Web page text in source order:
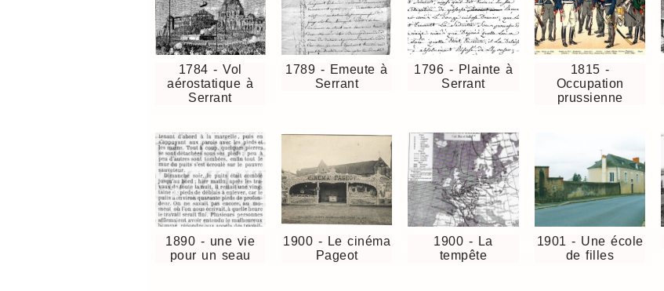
1784 - Vol
aérostatique à
Serrant
1789 - Emeute à
Serrant
1796 - Plainte à
Serrant
1815 -
Occupation
prussienne
1890 - une vie
pour un seau
1900 - Le cinéma
Pageot
1900 - La
tempête
1901 - Une école
de filles